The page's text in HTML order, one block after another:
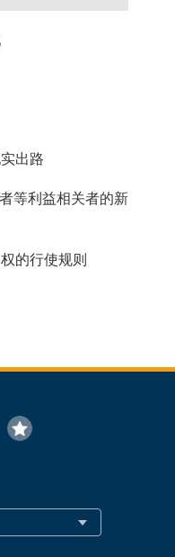
出路
等利益相关者的新
的行使规则